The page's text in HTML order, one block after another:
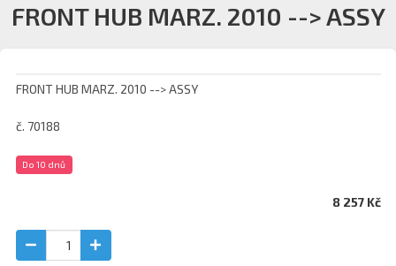
FRONT HUB MARZ. 2010 --> ASSY
FRONT HUB MARZ. 2010 --> ASSY
č. 70188
Do 10 dnů
8 257 Kč